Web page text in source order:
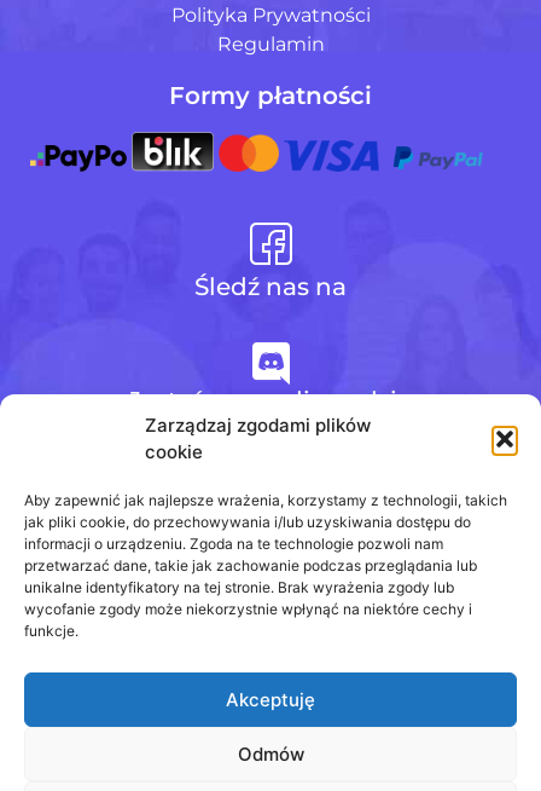
Zarządzaj zgodami plików
cookie
Aby zapewnić jak najlepsze wrażenia, korzystamy z technologii, takich
jak pliki cookie, do przechowywania i/lub uzyskiwania dostępu do
informacji o urządzeniu. Zgoda na te technologie pozwoli nam
przetwarzać dane, takie jak zachowanie podczas przeglądania lub
unikalne identyfikatory na tej stronie. Brak wyrażenia zgody lub
wycofanie zgody może niekorzystnie wpłynąć na niektóre cechy i
funkcje.
Akceptuję
Odmów
Polityka Prywatności
Regulamin
Formy płatności
Śledź nas na
Jesteśmy na discordzie
+48 728 484 484
biuro@odpowiedzinasprawdziany.pl
Prawa Autorskie © 2020 - 2026
odpowiedzinasprawdziany.pl wszelkie prawa